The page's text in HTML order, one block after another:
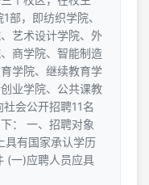
部，即纺织学院、
艺术设计学院、外
商学院、智能制造
学院、继续教育学
业学院、公共课教
会公开招聘11名
： 一、招聘对象
具有国家承认学历
(一)应聘人员应具